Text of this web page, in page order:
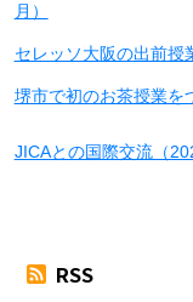
月）
セレッソ大阪の出前授
堺市で初のお茶授業を
JICAとの国際交流（
RSS